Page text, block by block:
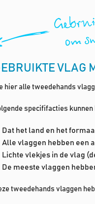
VLAG
hier alle tweedehands
specififacties
Dat het land en het
Alle vlaggen hebben een
Lichte vlekjes in de vlag
De meeste vlaggen
tweedehands vlaggen